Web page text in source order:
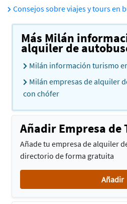
Consejos sobre viajes y tours en
Más Milán
alquiler de
Milán información turismo
Milán empresas de alquiler
con chófer
Añadir Empresa de
Añade tu empresa de alquiler
directorio de forma gratuita
Añadir